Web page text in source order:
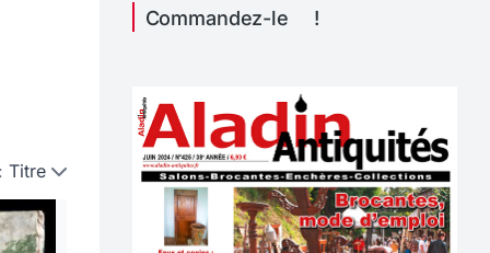
Titre
Commandez-le !